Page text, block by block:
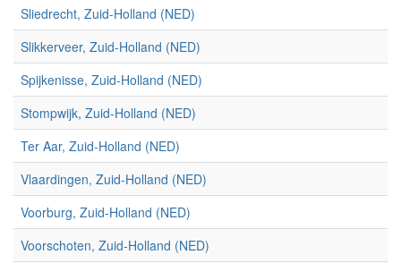
Sliedrecht, Zuid-Holland (NED)
Slikkerveer, Zuid-Holland (NED)
Spijkenisse, Zuid-Holland (NED)
Stompwijk, Zuid-Holland (NED)
Ter Aar, Zuid-Holland (NED)
Vlaardingen, Zuid-Holland (NED)
Voorburg, Zuid-Holland (NED)
Voorschoten, Zuid-Holland (NED)